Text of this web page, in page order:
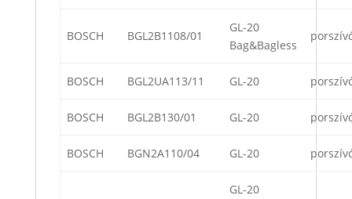
BOSCH BGL2B1108/01
GL-20
Bag&Bagless
BOSCH BGL2UA113/11 GL-20
BOSCH BGL2B130/01 GL-20
BOSCH BGN2A110/04 GL-20
GL-20